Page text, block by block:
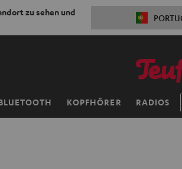
zu sehen und
KOPFHÖRER RADIOS